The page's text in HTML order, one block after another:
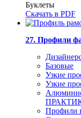
Буклеты
Скачать в PDF
27. Профили
Базовые
Узкие
Узкие
Профили